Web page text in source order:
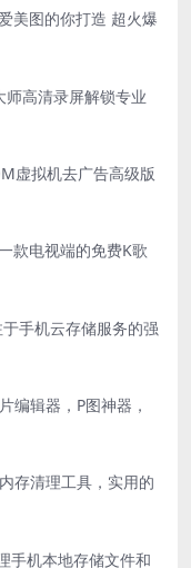
美图的你打造 超火爆
高清录屏解锁专业
虚拟机去广告高级版
款电视端的免费K歌
手机云存储服务的强
编辑器，P图神器，
存清理工具，实用的
手机本地存储文件和